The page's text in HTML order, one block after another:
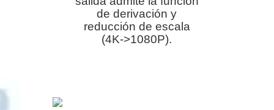
de derivación y
reducción de escala
(4K->1080P).